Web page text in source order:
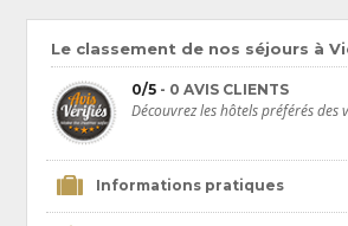
Le classement de nos séjours à
0/5 - 0 AVIS CLIENTS
Découvrez les hôtels préférés des
Informations pratiques